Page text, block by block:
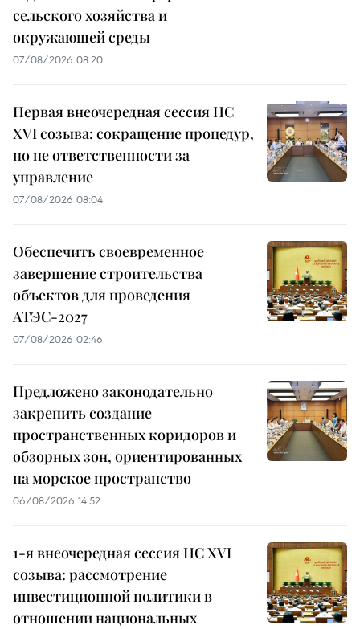
сельского хозяйства и
окружающей среды
07/08/2026 08:20
Первая внеочередная сессия НС
XVI созыва: сокращение процедур,
но не ответственности за
управление
07/08/2026 08:04
Обеспечить своевременное
завершение строительства
объектов для проведения
АТЭС-2027
07/08/2026 02:46
Предложено законодательно
закрепить создание
пространственных коридоров и
обзорных зон, ориентированных
на морское пространство
06/08/2026 14:52
1-я внеочередная сессия НС XVI
созыва: рассмотрение
инвестиционной политики в
отношении национальных